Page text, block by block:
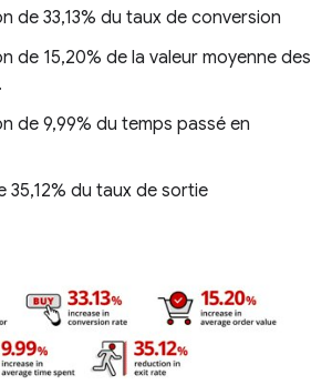
de 33,13% du taux de conversion
de 15,20% de la valeur moyenne des
de 9,99% du temps passé en
35,12% du taux de sortie